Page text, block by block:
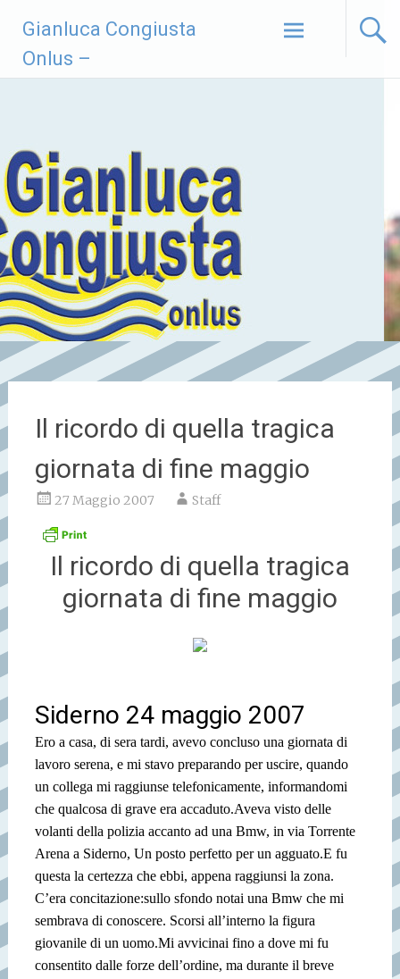
contenuto
Gianluca Congiusta
Onlus –
Il ricordo di quella tragica
giornata di fine maggio
27 Maggio 2007 Staff
Il ricordo di quella tragica
giornata di fine maggio
Siderno 24 maggio 2007
Ero a casa, di sera tardi, avevo concluso una giornata di
lavoro serena, e mi stavo preparando per uscire, quando
un collega mi raggiunse telefonicamente, informandomi
che qualcosa di grave era accaduto.Aveva visto delle
volanti della polizia accanto ad una Bmw, in via Torrente
Arena a Siderno, Un posto perfetto per un agguato.E fu
questa la certezza che ebbi, appena raggiunsi la zona.
C’era concitazione:sullo sfondo notai una Bmw che mi
sembrava di conoscere. Scorsi all’interno la figura
giovanile di un uomo.Mi avvicinai fino a dove mi fu
consentito dalle forze dell’ordine, ma durante il breve